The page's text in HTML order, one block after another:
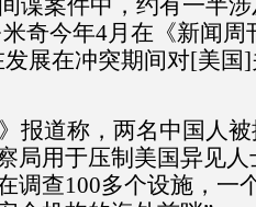
谍案件中，约有一半
奇今年4月在《新闻
展在冲突期间对[美国
报道称，两名中国人
局用于压制美国异见
调查100多个设施，一